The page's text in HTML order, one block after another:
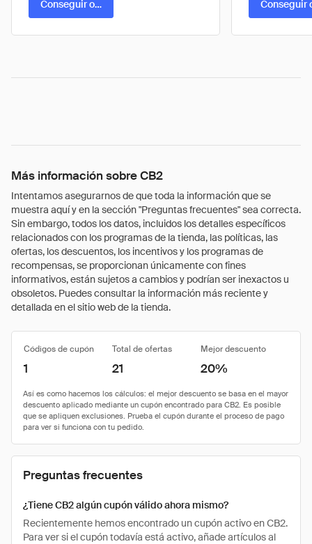
Conseguir oferta Conseguir
Más información sobre CB2
Intentamos asegurarnos de que toda la información que se
muestra aquí y en la sección "Preguntas frecuentes" sea correcta.
Sin embargo, todos los datos, incluidos los detalles específicos
relacionados con los programas de la tienda, las políticas, las
ofertas, los descuentos, los incentivos y los programas de
recompensas, se proporcionan únicamente con fines
informativos, están sujetos a cambios y podrían ser inexactos u
obsoletos. Puedes consultar la información más reciente y
detallada en el sitio web de la tienda.
Códigos de cupón Total de ofertas Mejor descuento
1 21 20%
Preguntas frecuentes
¿Tiene CB2 algún cupón válido ahora mismo?
Recientemente hemos encontrado un cupón activo en CB2.
Para ver si el cupón todavía está activo, añade artículos al